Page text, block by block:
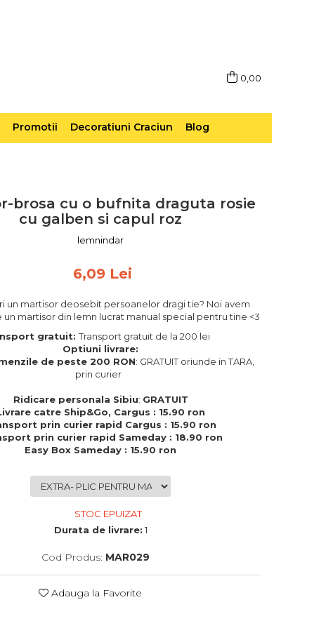
0,00
Promotii Decoratiuni Craciun Blog
brosa cu o bufnita draguta rosie
cu galben si capul roz
lemnindar
6,09 Lei
un martisor deosebit persoanelor dragi tie? Noi avem
un martisor din lemn lucrat manual special pentru tine <3
gratuit:Transport gratuit de la 200 lei
Optiuni livrare:
de peste 200 RON: GRATUIT oriunde in TARA,
prin curier
Ridicare personala Sibiu: GRATUIT
catre Ship&Go, Cargus : 15.90 ron
prin curier rapid Cargus : 15.90 ron
prin curier rapid Sameday : 18.90 ron
Easy Box Sameday : 15.90 ron
STOC EPUIZAT
Durata de livrare: 1
Cod Produs: MAR029
Adauga la Favorite